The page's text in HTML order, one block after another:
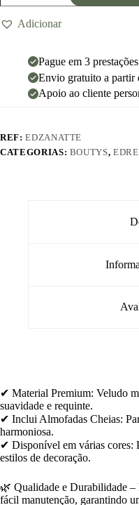
Adicionar
Pague em 3
Envio gratuito a partir
Apoio ao cliente
REF:EDZANATTE
CATEGORIAS: BOUTYS,
✔ Material Premium: Veludo
suavidade e requinte.
✔ Inclui Almofadas Cheias:
harmoniosa.
✔ Disponível em várias cores:
estilos de decoração.
🌿 Qualidade e Durabilidade –
fácil manutenção, garantindo